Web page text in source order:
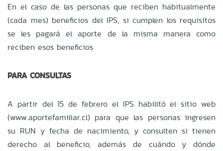
En el caso de las personas que reciben habitualmente
(cada mes) beneficios del IPS, si cumplen los requisitos
se les pagará el aporte de la misma manera como
reciben esos beneficios
PARA CONSULTAS
A partir del 15 de febrero el IPS habilitó el sitio web
(www.aportefamiliar.cl) para que las personas ingresen
su RUN y fecha de nacimiento, y consulten si tienen
derecho al beneficio, además de cuándo y dónde